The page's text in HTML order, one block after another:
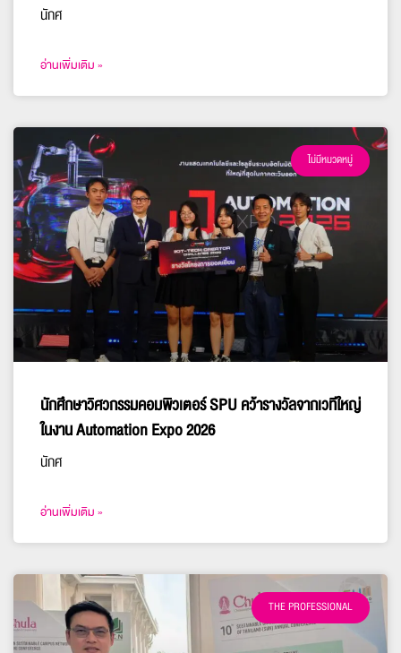
นักศ
อ่านเพิ่มเติม »
ไม่มีหมวดหมู่
นักศึกษาวิศวกรรมคอมพิวเตอร์ SPU คว้ารางวัลจากเวทีใหญ่
ในงาน Automation Expo 2026
นักศ
อ่านเพิ่มเติม »
THE PROFESSIONAL